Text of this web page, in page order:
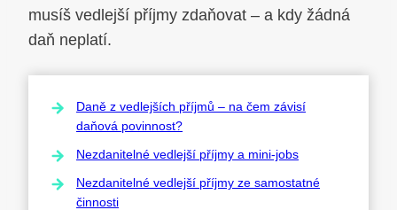
musíš vedlejší příjmy zdaňovat – a kdy žádná
daň neplatí.
Daně z vedlejších příjmů – na čem závisí
daňová povinnost?
Nezdanitelné vedlejší příjmy a mini-jobs
Nezdanitelné vedlejší příjmy ze samostatné
činnosti